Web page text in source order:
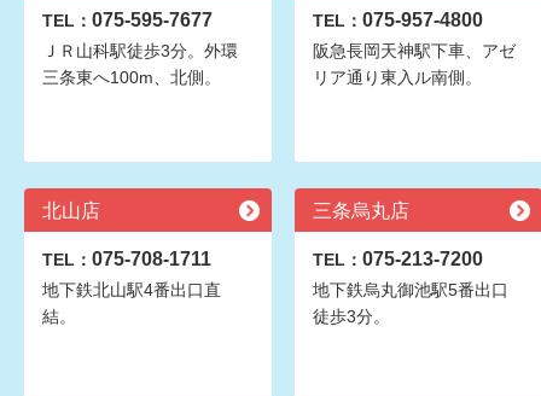
TEL： 075-595-7677
ＪＲ山科駅徒歩3分。外環
三条東へ100m、北側。
TEL： 075-957-4800
阪急長岡天神駅下車、アゼ
リア通り東入ル南側。
北山店
TEL： 075-708-1711
地下鉄北山駅4番出口直
結。
三条烏丸店
TEL： 075-213-7200
地下鉄烏丸御池駅5番出口
徒歩3分。